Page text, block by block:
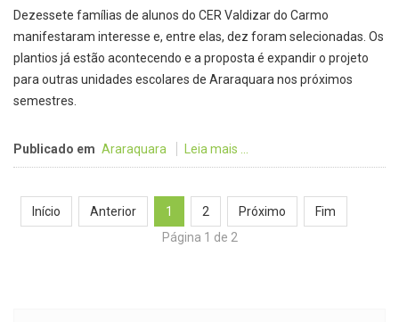
Dezessete famílias de alunos do CER Valdizar do Carmo
manifestaram interesse e, entre elas, dez foram selecionadas. Os
plantios já estão acontecendo e a proposta é expandir o projeto
para outras unidades escolares de Araraquara nos próximos
semestres.
Publicado em Araraquara Leia mais ...
Início Anterior 1 2 Próximo
Fim
Página 1 de 2